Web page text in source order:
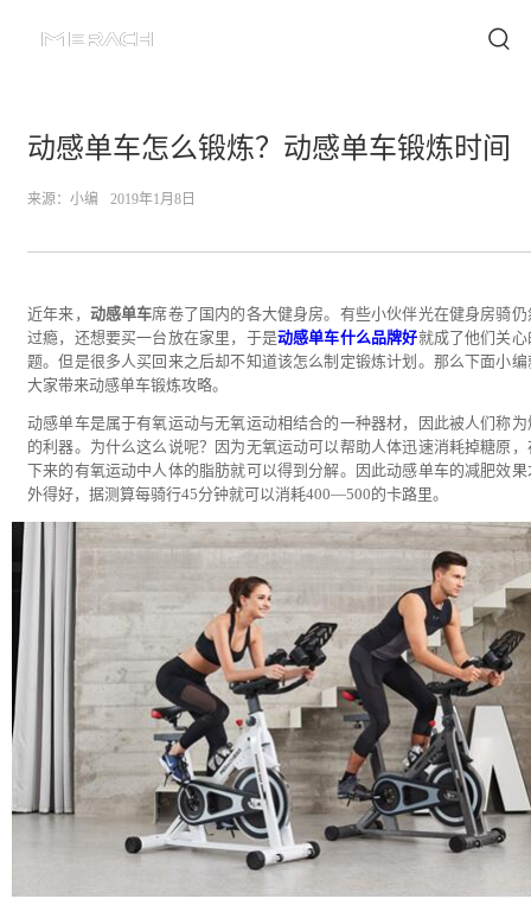
动感单车怎么锻炼？动感单车锻炼时间
来源： 小编 2019年1月8日
近年来， 动感单车席卷了国内的各大健身房。有些小伙伴光在健身房骑仍
过瘾，还想要买一台放在家里，于是动感单车什么品牌好就成了他们关心
题。但是很多人买回来之后却不知道该怎么制定锻炼计划。那么下面小编
大家带来动感单车锻炼攻略。
动感单车是属于有氧运动与无氧运动相结合的一种器材，因此被人们称为
的利器。为什么这么说呢？因为无氧运动可以帮助人体迅速消耗掉糖原，
下来的有氧运动中人体的脂肪就可以得到分解。因此动感单车的减肥效果
外得好，据测算每骑行45分钟就可以消耗400—500的卡路里。